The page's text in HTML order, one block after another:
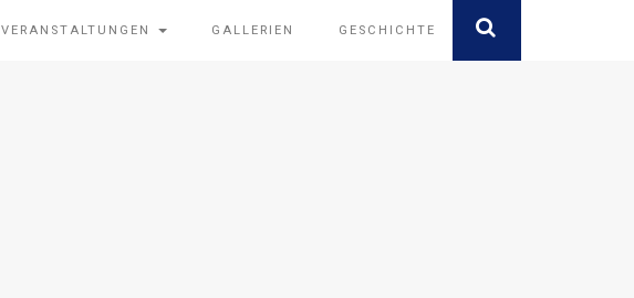
VERANSTALTUNGEN GALLERIEN GESCHICHTE